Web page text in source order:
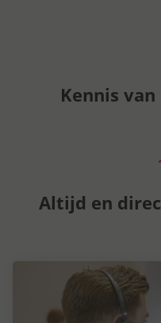
Kennis
Altijd en